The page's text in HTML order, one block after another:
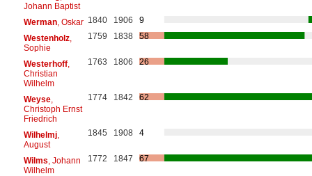
Johann Baptist
Werman, Oskar 1840 1906
9
Westenholz,
Sophie
1759 1838 58
Westerhoff,
Christian
Wilhelm
1763 1806 26
Weyse,
Christoph Ernst
Friedrich
1774 1842 62
Wilhelmj,
August
1845 1908 4
Wilms , Johann
Wilhelm
1772 1847 67